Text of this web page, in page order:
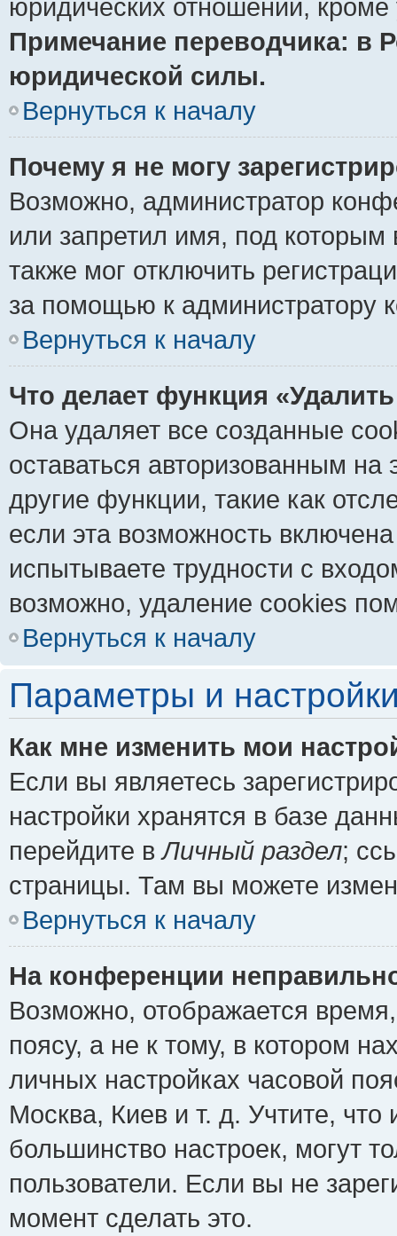
юридических отношений,
Примечание переводчика: в
юридической силы.
Вернуться к началу
Почему я не могу
Возможно, администратор
или запретил имя, под которым
также мог отключить
за помощью к администратору
Вернуться к началу
Что делает функция
Она удаляет все созданные
оставаться авторизованным
другие функции, такие как
если эта возможность
испытываете трудности с
возможно, удаление cookies
Вернуться к началу
Параметры и
Как мне изменить мои
Если вы являетесь
настройки хранятся в базе
перейдите вЛичный раздел;
страницы. Там вы можете
Вернуться к началу
На конференции
Возможно, отображается
поясу, а не к тому, в котором
личных настройках часовой
Москва, Киев и т. д. Учтите, что
большинство настроек, могут
пользователи. Если вы не
момент сделать это.